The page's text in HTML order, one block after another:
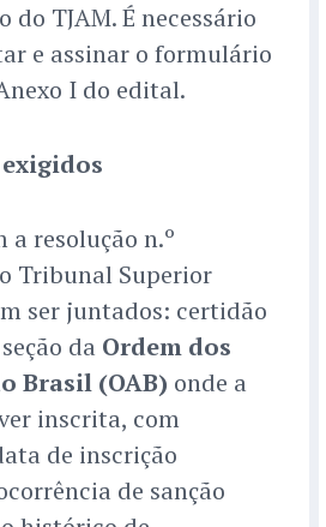
TJAM. É necessário
e assinar o formulário
I do edital.
a resolução n.º
Tribunal Superior
ser juntados: certidão
da Ordem dos
Brasil (OAB) onde a
inscrita, com
de inscrição
de sanção